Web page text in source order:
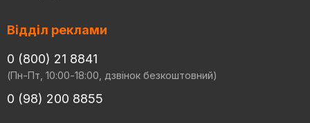
Відділ реклами
0 (800) 21 8841
(Пн-Пт, 10:00-18:00, дзвінок безкоштовний)
0 (98) 200 8855